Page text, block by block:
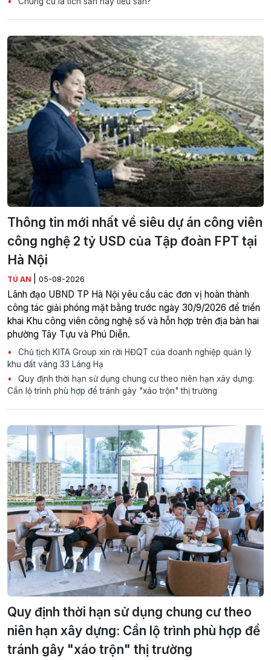
Thông tin mới nhất về siêu dự án công viên
công nghệ 2 tỷ USD của Tập đoàn FPT tại
Hà Nội
TÚ AN 05-08-2026
Lãnh đạo UBND TP Hà Nội yêu cầu các đơn vị hoàn thành
công tác giải phóng mặt bằng trước ngày 30/9/2026 để triển
khai Khu công viên công nghệ số và hỗn hợp trên địa bàn hai
phường Tây Tựu và Phú Diễn.
Chủ tịch KITA Group xin rời HĐQT của doanh nghiệp quản lý
khu đất vàng 33 Láng Hạ
Quy định thời hạn sử dụng chung cư theo niên hạn xây dựng:
Cần lộ trình phù hợp để tránh gây "xáo trộn" thị trường
Quy định thời hạn sử dụng chung cư theo
niên hạn xây dựng: Cần lộ trình phù hợp để
tránh gây "xáo trộn" thị trường